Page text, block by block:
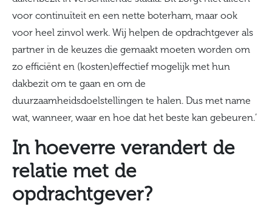
voor continuïteit en een nette boterham, maar ook
voor heel zinvol werk. Wij helpen de opdrachtgever als
partner in de keuzes die gemaakt moeten worden om
zo efficiënt en (kosten)effectief mogelijk met hun
dakbezit om te gaan en om de
duurzaamheidsdoelstellingen te halen. Dus met name
wat, wanneer, waar en hoe dat het beste kan gebeuren.’
In hoeverre verandert de
relatie met de
opdrachtgever?